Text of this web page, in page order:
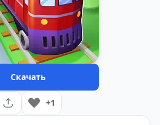
Скачать
+1